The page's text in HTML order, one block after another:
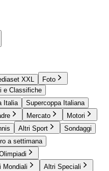
XXL
Foto
e Classifiche
Italia
Supercoppa Italiana
Mercato
Motori
Altri Sport
Sondaggi
a settimana
Mondiali Altri Speciali